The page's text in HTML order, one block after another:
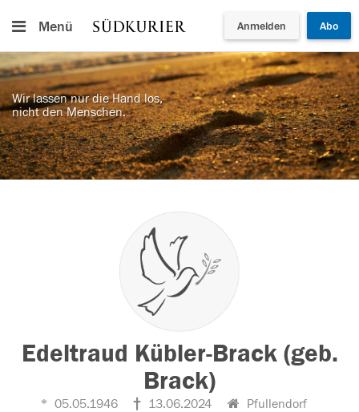
Menü Anmelden Abo
Wir lassen nur die Hand los,
nicht den Menschen.
Edeltraud Kübler-Brack (geb.
Brack)
05.05.1946 13.06.2024 Pfullendorf